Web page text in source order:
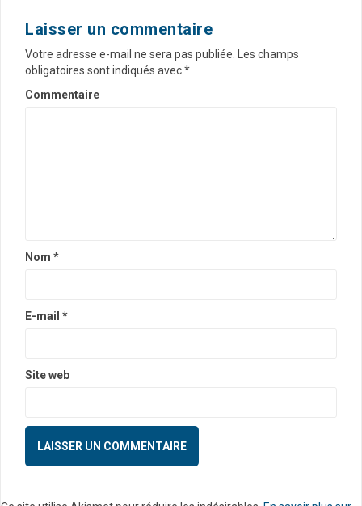
t
i
o
n
i
l
Laisser un commentaire
Votre adresse e-mail ne sera pas publiée.
Les champs
obligatoires sont indiqués avec*
Commentaire
Nom *
E-mail *
Site web